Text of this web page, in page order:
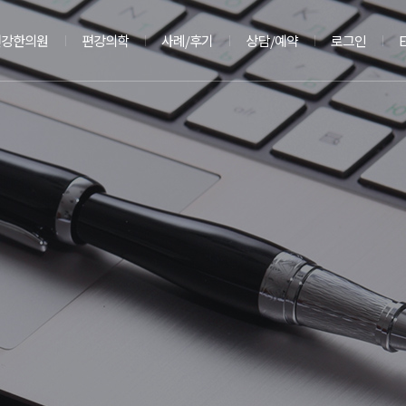
한의원 편강의학 사례/후기 상담/예약 로그인